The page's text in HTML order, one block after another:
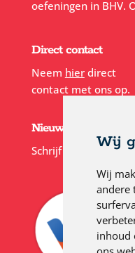
Wij
Wij
andere
inhoud
oefeningen in BHV.
Direct contact
Neem hierdirect
contact met ons op.
Nieuwsbrief
Schrijf je in voor